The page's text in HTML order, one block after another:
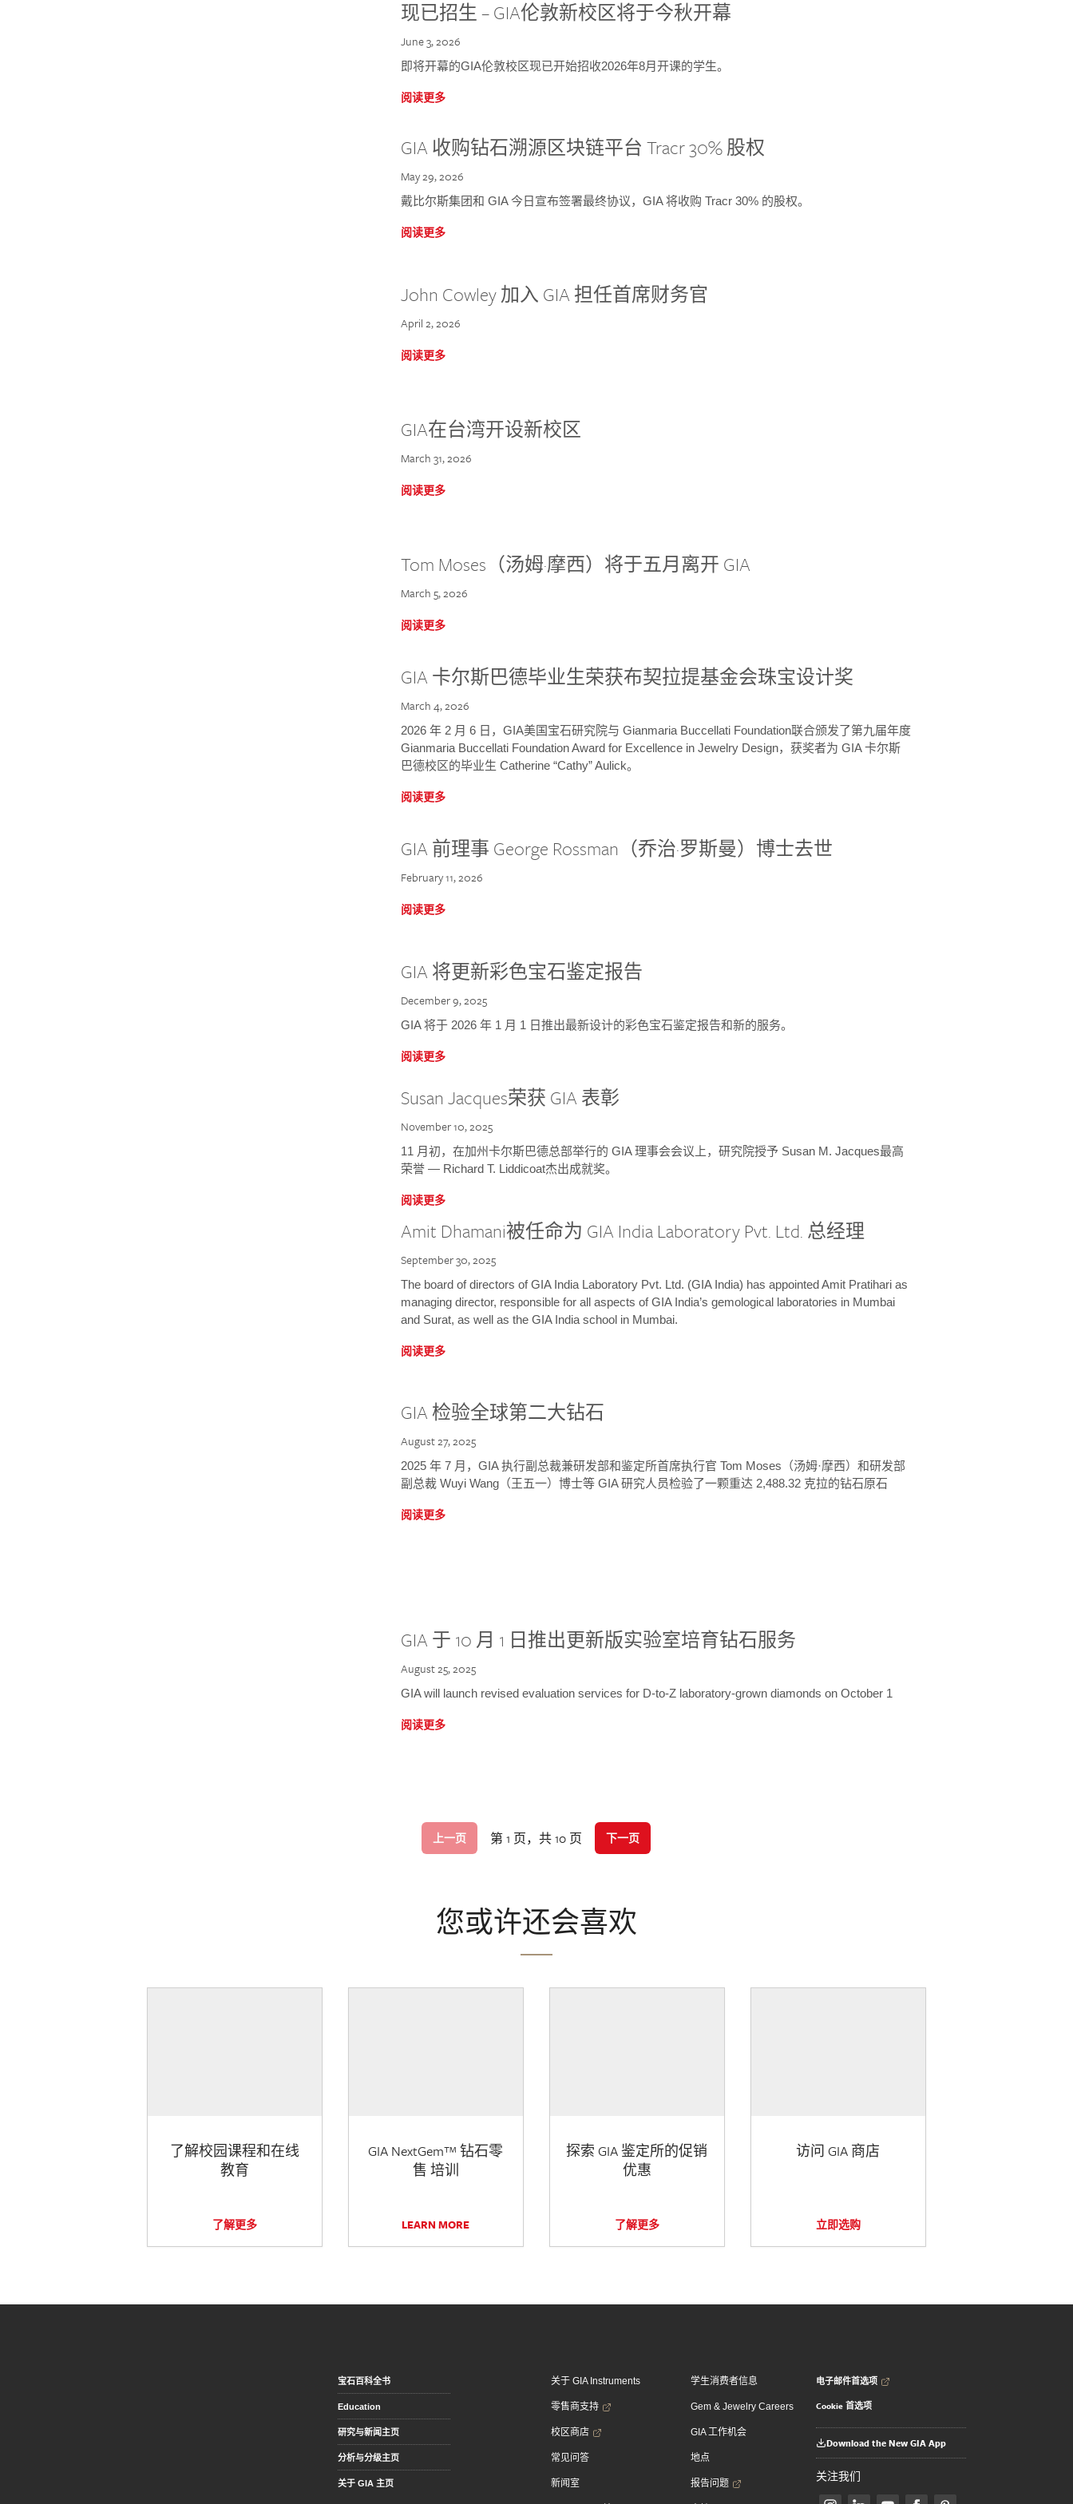
现已招生 – GIA伦敦新校区将于今秋开幕
June 3, 2026
即将开幕的GIA伦敦校区现已开始招收2026年8月开课的学生。
阅读更多
GIA 收购钻石溯源区块链平台 Tracr 30% 股权
May 29, 2026
戴比尔斯集团和 GIA 今日宣布签署最终协议，GIA 将收购 Tracr 30% 的股权。
阅读更多
John Cowley 加入 GIA 担任首席财务官
April 2, 2026
阅读更多
GIA在台湾开设新校区
March 31, 2026
阅读更多
Tom Moses（汤姆·摩西）将于五月离开 GIA
March 5, 2026
阅读更多
GIA 卡尔斯巴德毕业生荣获布契拉提基金会珠宝设计奖
March 4, 2026
2026 年 2 月 6 日，GIA美国宝石研究院与 Gianmaria Buccellati Foundation联合颁发了第九届年度
Gianmaria Buccellati Foundation Award for Excellence in Jewelry Design，获奖者为 GIA 卡尔斯
巴德校区的毕业生 Catherine “Cathy” Aulick。
阅读更多
GIA 前理事 George Rossman（乔治·罗斯曼）博士去世
February 11, 2026
阅读更多
GIA 将更新彩色宝石鉴定报告
December 9, 2025
GIA 将于 2026 年 1 月 1 日推出最新设计的彩色宝石鉴定报告和新的服务。
阅读更多
Susan Jacques荣获 GIA 表彰
November 10, 2025
11 月初，在加州卡尔斯巴德总部举行的 GIA 理事会会议上，研究院授予 Susan M. Jacques最高
荣誉 — Richard T. Liddicoat杰出成就奖。
阅读更多
Amit Dhamani被任命为 GIA India Laboratory Pvt. Ltd. 总经理
September 30, 2025
The board of directors of GIA India Laboratory Pvt. Ltd. (GIA India) has appointed Amit Pratihari as
managing director, responsible for all aspects of GIA India’s gemological laboratories in Mumbai
and Surat, as well as the GIA India school in Mumbai.
阅读更多
GIA 检验全球第二大钻石
August 27, 2025
2025 年 7 月，GIA 执行副总裁兼研发部和鉴定所首席执行官 Tom Moses（汤姆·摩西）和研发部
副总裁 Wuyi Wang（王五一）博士等 GIA 研究人员检验了一颗重达 2,488.32 克拉的钻石原石
阅读更多
GIA 于 10 月 1 日推出更新版实验室培育钻石服务
August 25, 2025
GIA will launch revised evaluation services for D-to-Z laboratory-grown diamonds on October 1
阅读更多
上一页 第 1 页，共 10 页 下一页
您或许还会喜欢
了解校园课程和在线
教育
了解更多
GIA NextGem™ 钻石零
售 培训
LEARN MORE
探索 GIA 鉴定所的促销
优惠
了解更多
访问 GIA 商店
立即选购
宝石百科全书
Education
研究与新闻主页
分析与分级主页
关于 GIA 主页
关于 GIA Instruments
零售商支持
校区商店
常见问答
新闻室
学生消费者信息
Gem & Jewelry Careers
GIA 工作机会
地点
报告问题
电子邮件首选项
Cookie 首选项
Download the New GIA App
关注我们